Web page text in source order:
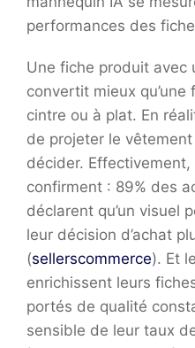
performances des
Une fiche produit avec
convertit mieux
cintre ou à plat. En
de projeter le
décider.
confirment : 89% des
déclarent qu’un visuel
leur décision d’achat
(sellerscommerce). Et
enrichissent leurs
portés de qualité
sensible de leur taux